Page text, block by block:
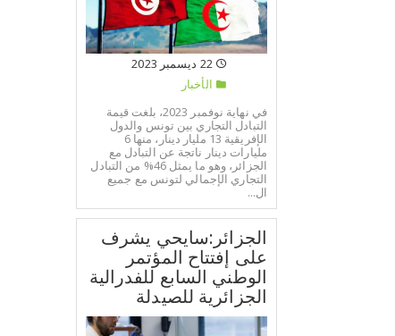
22 ديسمبر 2023
الأخبار
في نهاية نوفمبر 2023، بلغت قيمة
التبادل التجاري بين تونس والدول
الإفريقية 13 مليار دينار، منها 6
مليارات دينار ناتجة عن التبادل مع
الجزائر، وهو ما يمثل 46% من التبادل
التجاري الإجمالي لتونس مع جميع
ال...
الجزائر:سايحي يشرف
على إفتتاح المؤتمر
الوطني السابع للفدرالية
الجزائرية للصيدلة